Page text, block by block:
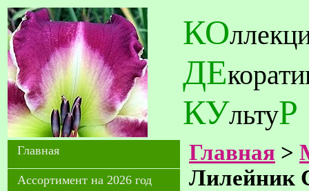
КО
ДЕ
КУльтуР
Главная
Ассортимент на 2026 год
Главная >
Лилейник